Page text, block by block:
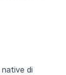
di